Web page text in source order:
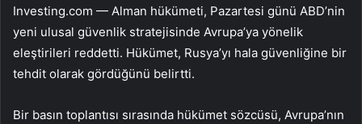
Investing.com — Alman hükümeti, Pazartesi günü ABD’nin
yeni ulusal güvenlik stratejisinde Avrupa’ya yönelik
eleştirileri reddetti. Hükümet, Rusya’yı hala güvenliğine bir
tehdit olarak gördüğünü belirtti.
Bir basın toplantısı sırasında hükümet sözcüsü, Avrupa’nın